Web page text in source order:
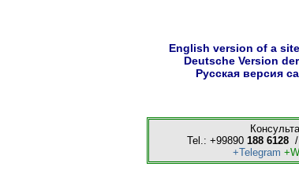
English version of a
Deutsche Version
Русская версия
Tel.: +99890 188 6128/
+Telegram